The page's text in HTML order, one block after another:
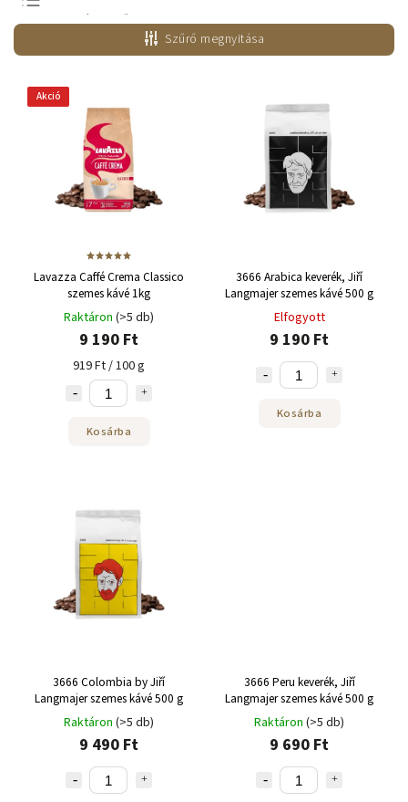
Legnépszerűbb
Legolcsóbb elöl
Legdrágább
ABC szerint
Szűrő megnyitása
Akció
Lavazza Caffé Crema Classico
szemes kávé 1kg
Raktáron (>5 db)
9 190 Ft
919 Ft / 100 g
Kosárba
3666 Arabica keverék, Jiří
Langmajer szemes kávé 500 g
Elfogyott
9 190 Ft
Kosárba
3666 Colombia by Jiří
Langmajer szemes kávé 500 g
Raktáron (>5 db)
9 490 Ft
3666 Peru keverék, Jiří
Langmajer szemes kávé 500 g
Raktáron (>5 db)
9 690 Ft